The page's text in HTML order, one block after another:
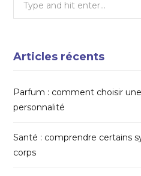
Articles récents
Parfum : comment choisir
personnalité
Santé : comprendre certains
corps